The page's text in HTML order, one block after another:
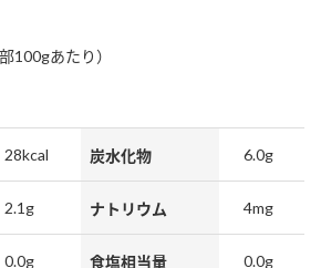
100gあたり）
28kcal 炭水化物 6.0g
2.1g ナトリウム 4mg
0.0g 食塩相当量 0.0g